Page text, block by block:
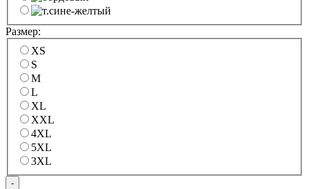
Размер:
XS
S
M
L
XL
XXL
4XL
5XL
3XL
-